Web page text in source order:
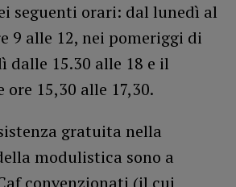
seguenti orari: dal lunedì al
9 alle 12, nei pomeriggi di
dalle 15.30 alle 18 e il
15,30 alle 17,30.
gratuita nella
modulistica sono a
convenzionati (il cui